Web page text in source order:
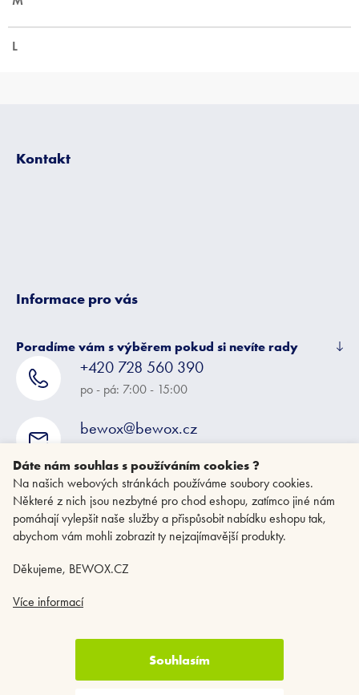
Dáte nám souhlas s používáním cookies ?
Na našich webových stránkách používáme soubory cookies.
Některé z nich jsou nezbytné pro chod eshopu, zatímco jiné nám
pomáhají vylepšit naše služby a přispůsobit nabídku eshopu tak,
abychom vám mohli zobrazit ty nejzajímavější produkty.
Děkujeme, BEWOX.CZ
Více informací
Souhlasím
L
Kontakt
Informace pro vás
Poradíme vám s výběrem pokud si nevíte rady
+420 728 560 390
po - pá: 7:00 - 15:00
bewox@bewox.cz